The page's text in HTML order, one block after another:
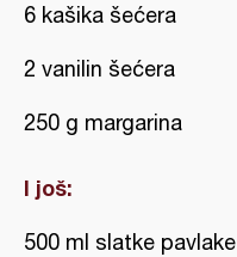
6 kašika šećera
2 vanilin šećera
250 g margarina
I još:
500 ml slatke pavlake